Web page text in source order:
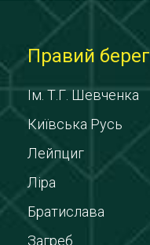
Правий берег
Ім. Т.Г. Шевченка
Київська Русь
Лейпциг
Ліра
Братислава
Загреб